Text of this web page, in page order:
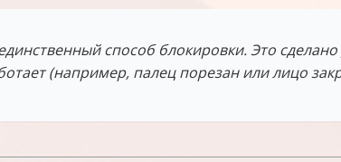
способ блокировки. Это
(например, палец порезан или лицо